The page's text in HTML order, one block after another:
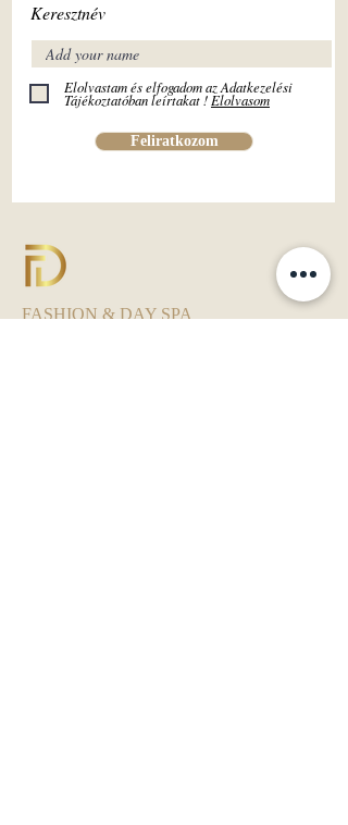
Keresztnév
Elolvastam és elfogadom az Adatkezelési
Tájékoztatóban leírtakat ! Elolvasom
Feliratkozom
FASHION & DAY SPA